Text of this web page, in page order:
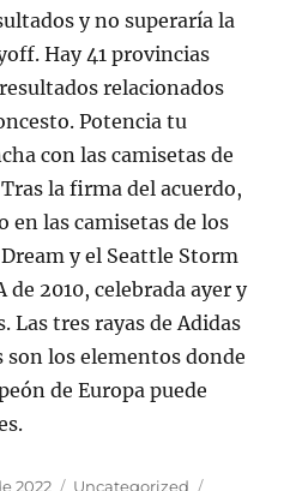
y no superaría la
Hay 41 provincias
relacionados
Potencia tu
con las camisetas de
la firma del acuerdo,
en las camisetas de los
y el Seattle Storm
de 2010, celebrada ayer y
Las tres rayas de Adidas
son los elementos donde
de Europa puede
2022 Categorías
Uncategorized